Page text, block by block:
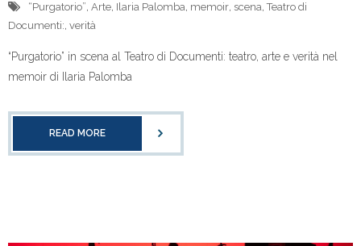
“Purgatorio”, Arte, Ilaria Palomba, memoir, scena,Teatro di
Documenti:, verità
“Purgatorio” in scena al Teatro di Documenti: teatro, arte e verità nel
memoir di Ilaria Palomba
READ MORE